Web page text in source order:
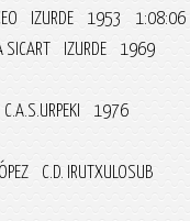
IZURDE 1953 1:08:06
SICART IZURDE 1969
C.A.S.URPEKI 1976
C.D. IRUTXULOSUB